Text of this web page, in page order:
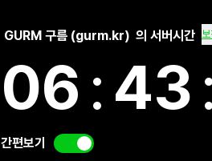
GURM 구름 (gurm.kr) 의 서버시간 보
06 :43:
간편보기